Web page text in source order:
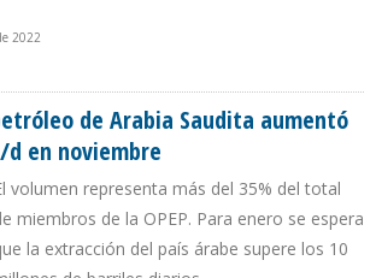
2022
de Arabia Saudita aumentó
d en noviembre
volumen representa más del 35% del total
miembros de la OPEP. Para enero se espera
la extracción del país árabe supere los 10